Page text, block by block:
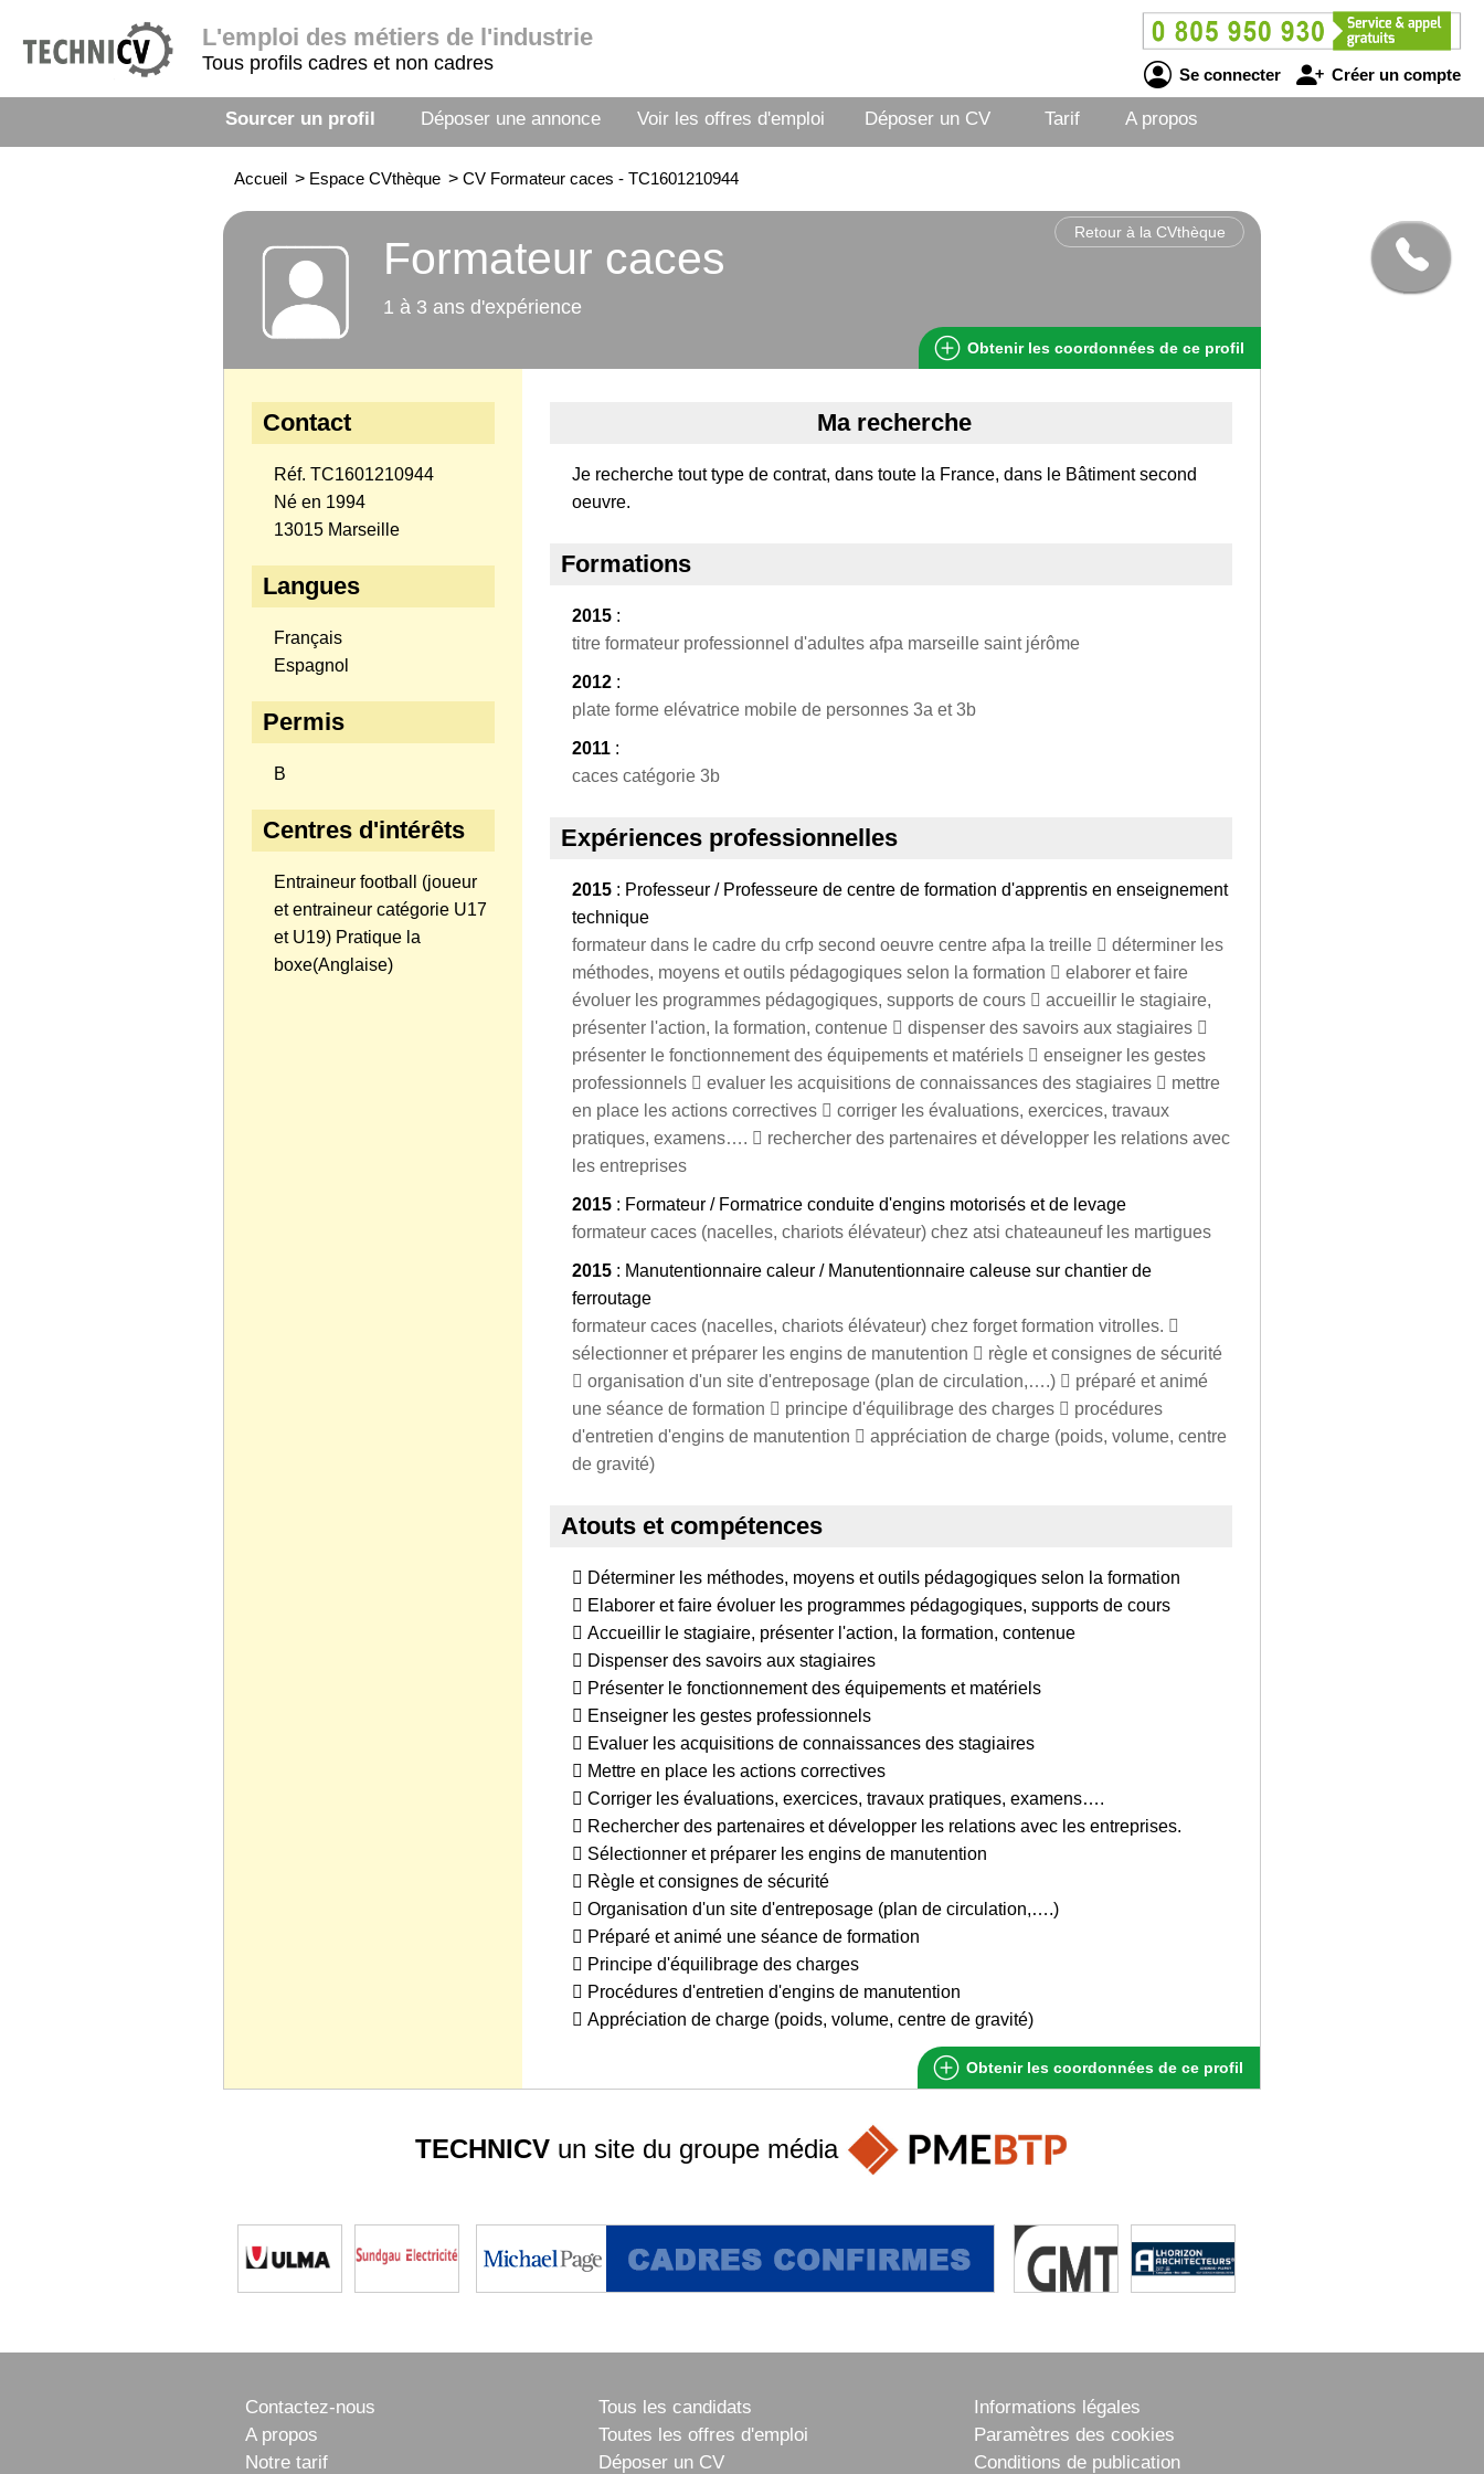
L'emploi des métiers de l'industrie
Tous profils cadres et non cadres
Se connecter Créer un compte
Sourcer un profil Déposer une annonce Voir les offres d'emploi Déposer un CV Tarif A propos
Accueil > Espace CVthèque > CV Formateur caces - TC1601210944
Retour à la CVthèque
Formateur caces
1 à 3 ans d'expérience
Obtenir les coordonnées de ce profil
Contact
Réf. TC1601210944
Né en 1994
13015 Marseille
Langues
Français
Espagnol
Permis
B
Centres d'intérêts
Entraineur football (joueur
et entraineur catégorie U17
et U19) Pratique la
boxe(Anglaise)
Ma recherche
Je recherche tout type de contrat, dans toute la France, dans le Bâtiment second
oeuvre.
Formations
2015 :
titre formateur professionnel d'adultes afpa marseille saint jérôme
2012 :
plate forme elévatrice mobile de personnes 3a et 3b
2011 :
caces catégorie 3b
Expériences professionnelles
2015 : Professeur / Professeure de centre de formation d'apprentis en enseignement
technique
formateur dans le cadre du crfp second oeuvre centre afpa la treille  déterminer les
méthodes, moyens et outils pédagogiques selon la formation  elaborer et faire
évoluer les programmes pédagogiques, supports de cours  accueillir le stagiaire,
présenter l'action, la formation, contenue  dispenser des savoirs aux stagiaires 
présenter le fonctionnement des équipements et matériels  enseigner les gestes
professionnels  evaluer les acquisitions de connaissances des stagiaires  mettre
en place les actions correctives  corriger les évaluations, exercices, travaux
pratiques, examens….  rechercher des partenaires et développer les relations avec
les entreprises
2015 : Formateur / Formatrice conduite d'engins motorisés et de levage
formateur caces (nacelles, chariots élévateur) chez atsi chateauneuf les martigues
2015 : Manutentionnaire caleur / Manutentionnaire caleuse sur chantier de
ferroutage
formateur caces (nacelles, chariots élévateur) chez forget formation vitrolles. 
sélectionner et préparer les engins de manutention  règle et consignes de sécurité
 organisation d'un site d'entreposage (plan de circulation,….)  préparé et animé
une séance de formation  principe d'équilibrage des charges  procédures
d'entretien d'engins de manutention  appréciation de charge (poids, volume, centre
de gravité)
Atouts et compétences
 Déterminer les méthodes, moyens et outils pédagogiques selon la formation
 Elaborer et faire évoluer les programmes pédagogiques, supports de cours
 Accueillir le stagiaire, présenter l'action, la formation, contenue
 Dispenser des savoirs aux stagiaires
 Présenter le fonctionnement des équipements et matériels
 Enseigner les gestes professionnels
 Evaluer les acquisitions de connaissances des stagiaires
 Mettre en place les actions correctives
 Corriger les évaluations, exercices, travaux pratiques, examens….
 Rechercher des partenaires et développer les relations avec les entreprises.
 Sélectionner et préparer les engins de manutention
 Règle et consignes de sécurité
 Organisation d'un site d'entreposage (plan de circulation,….)
 Préparé et animé une séance de formation
 Principe d'équilibrage des charges
 Procédures d'entretien d'engins de manutention
 Appréciation de charge (poids, volume, centre de gravité)
Obtenir les coordonnées de ce profil
TECHNICVun site du groupe média
Contactez-nous
A propos
Notre tarif
Tous les candidats
Toutes les offres d'emploi
Déposer un CV
Informations légales
Paramètres des cookies
Conditions de publication